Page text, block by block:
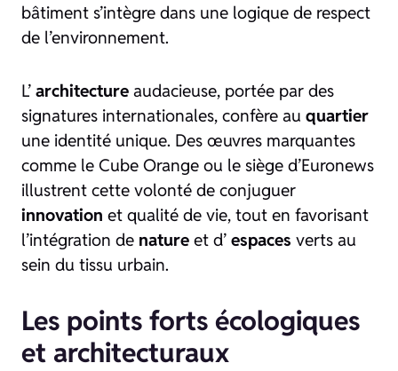
bâtiment s’intègre dans une logique de respect
de l’environnement.
L’ architecture audacieuse, portée par des
signatures internationales, confère au quartier
une identité unique. Des œuvres marquantes
comme le Cube Orange ou le siège d’Euronews
illustrent cette volonté de conjuguer
innovation et qualité de vie, tout en favorisant
l’intégration de nature et d’ espaces verts au
sein du tissu urbain.
Les points forts écologiques
et architecturaux